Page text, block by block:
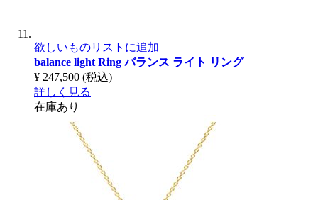
欲しいものリストに追加
balance light Ringバランス ライト リング
¥ 247,500 (税込)
詳しく見る
在庫あり